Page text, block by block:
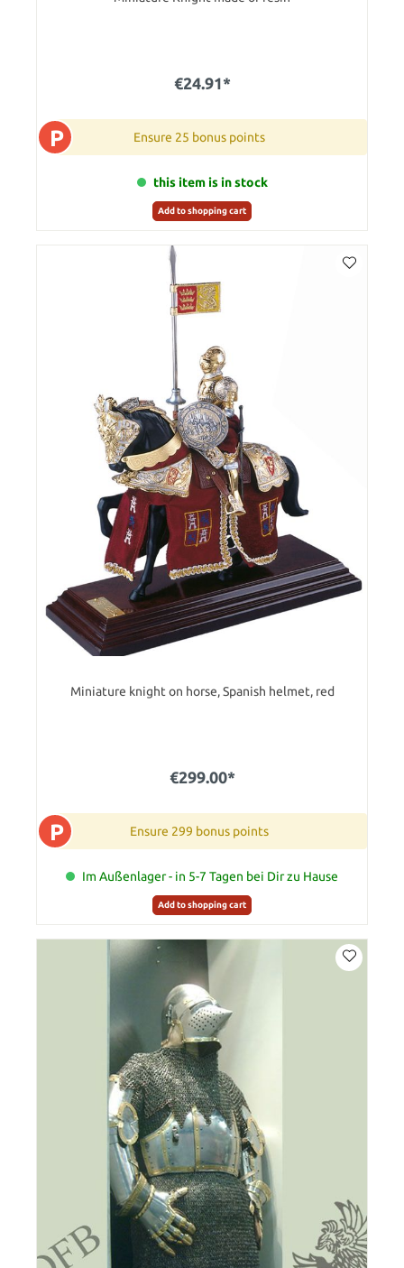
€24.91*
P Ensure 25 bonus points
this item is in stock
Add to shopping cart
Miniature knight on horse, Spanish helmet, red
€299.00*
P Ensure 299 bonus points
Im Außenlager - in 5-7 Tagen bei Dir zu Hause
Add to shopping cart